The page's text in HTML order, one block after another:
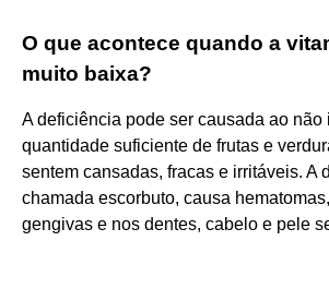
O que acontece quando a
muito baixa?
A deficiência pode ser causada ao não
quantidade suficiente de frutas e
sentem cansadas, fracas e irritáveis. A
chamada escorbuto, causa
gengivas e nos dentes, cabelo e pele